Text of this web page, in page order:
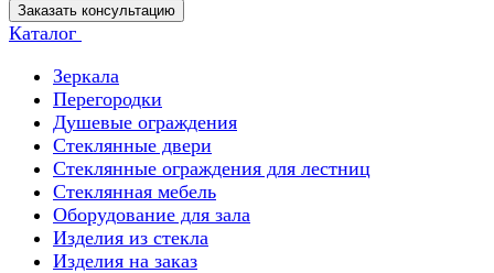
Заказать консультацию
Каталог
Зеркала
Перегородки
Душевые ограждения
Стеклянные двери
Стеклянные ограждения для лестниц
Стеклянная мебель
Оборудование для зала
Изделия из стекла
Изделия на заказ